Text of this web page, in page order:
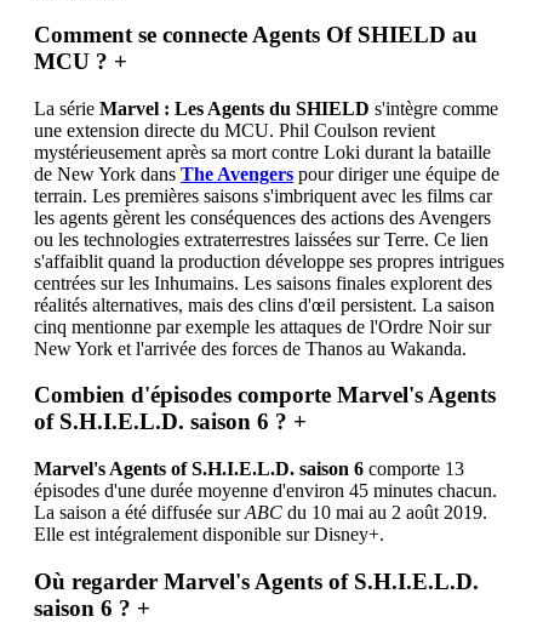
Comment se connecte Agents Of SHIELD au
MCU ? +
La série Marvel : Les Agents du SHIELD s'intègre comme
une extension directe du MCU. Phil Coulson revient
mystérieusement après sa mort contre Loki durant la bataille
de New York dans The Avengers pour diriger une équipe de
terrain. Les premières saisons s'imbriquent avec les films car
les agents gèrent les conséquences des actions des Avengers
ou les technologies extraterrestres laissées sur Terre. Ce lien
s'affaiblit quand la production développe ses propres intrigues
centrées sur les Inhumains. Les saisons finales explorent des
réalités alternatives, mais des clins d'œil persistent. La saison
cinq mentionne par exemple les attaques de l'Ordre Noir sur
New York et l'arrivée des forces de Thanos au Wakanda.
Combien d'épisodes comporte Marvel's Agents
of S.H.I.E.L.D. saison 6 ? +
Marvel's Agents of S.H.I.E.L.D. saison 6 comporte 13
épisodes d'une durée moyenne d'environ 45 minutes chacun.
La saison a été diffusée surABC du 10 mai au 2 août 2019.
Elle est intégralement disponible sur Disney+.
Où regarder Marvel's Agents of S.H.I.E.L.D.
saison 6 ? +